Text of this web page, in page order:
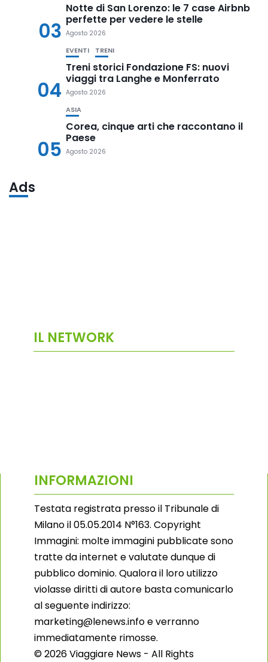
03
Notte di San Lorenzo: le 7 case Airbnb
perfette per vedere le stelle
Agosto 2026
04
EVENTI TRENI
Treni storici Fondazione FS: nuovi
viaggi tra Langhe e Monferrato
Agosto 2026
05
ASIA
Corea, cinque arti che raccontano il
Paese
Agosto 2026
Ads
IL NETWORK
INFORMAZIONI
Testata registrata presso il Tribunale di
Milano il 05.05.2014 N°163. Copyright
Immagini: molte immagini pubblicate sono
tratte da internet e valutate dunque di
pubblico dominio. Qualora il loro utilizzo
violasse diritti di autore basta comunicarlo
al seguente indirizzo:
marketing@lenews.info e verranno
immediatamente rimosse.
© 2026 Viaggiare News - All Rights